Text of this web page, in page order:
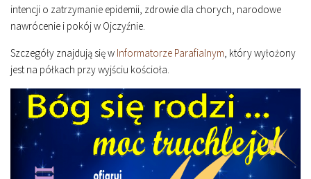
intencji o zatrzymanie epidemii, zdrowie dla chorych, narodowe
nawrócenie i pokój w Ojczyźnie.
Szczegóły znajdują się w Informatorze Parafialnym, który wyłożony
jest na półkach przy wyjściu kościoła.